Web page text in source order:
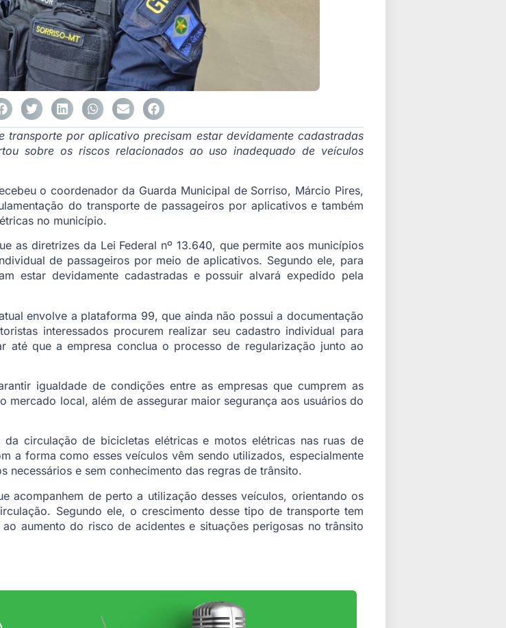
transporte por aplicativo precisam estar devidamente cadastradas
sobre os riscos relacionados ao uso inadequado de veículos
o coordenador da Guarda Municipal de Sorriso, Márcio Pires,
do transporte de passageiros por aplicativos e também
no município.
as diretrizes da Lei Federal nº 13.640, que permite aos municípios
de passageiros por meio de aplicativos. Segundo ele, para
estar devidamente cadastradas e possuir alvará expedido pela
envolve a plataforma 99, que ainda não possui a documentação
interessados procurem realizar seu cadastro individual para
até que a empresa conclua o processo de regularização junto ao
igualdade de condições entre as empresas que cumprem as
mercado local, além de assegurar maior segurança aos usuários do
circulação de bicicletas elétricas e motos elétricas nas ruas de
a forma como esses veículos vêm sendo utilizados, especialmente
necessários e sem conhecimento das regras de trânsito.
acompanhem de perto a utilização desses veículos, orientando os
Segundo ele, o crescimento desse tipo de transporte tem
aumento do risco de acidentes e situações perigosas no trânsito